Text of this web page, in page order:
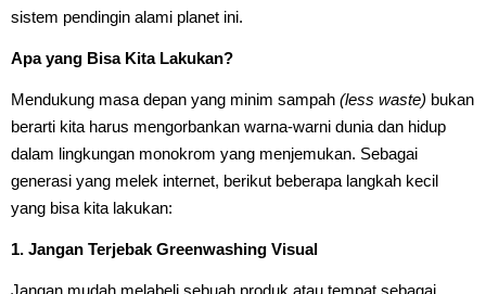
sistem pendingin alami planet ini.
Apa yang Bisa Kita Lakukan?
Mendukung masa depan yang minim sampah (less waste) bukan
berarti kita harus mengorbankan warna-warni dunia dan hidup
dalam lingkungan monokrom yang menjemukan. Sebagai
generasi yang melek internet, berikut beberapa langkah kecil
yang bisa kita lakukan:
1. Jangan Terjebak Greenwashing Visual
Jangan mudah melabeli sebuah produk atau tempat sebagai